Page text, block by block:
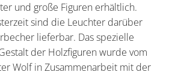
und große Figuren erhältlich.
sind die Leuchter darüber
lieferbar. Das spezielle
der Holzfiguren wurde vom
Wolf in Zusammenarbeit mit der